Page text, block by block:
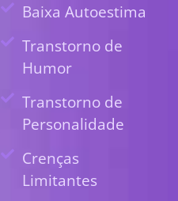
Baixa Autoestima
Transtorno de
Humor
Transtorno de
Personalidade
Crenças
Limitantes